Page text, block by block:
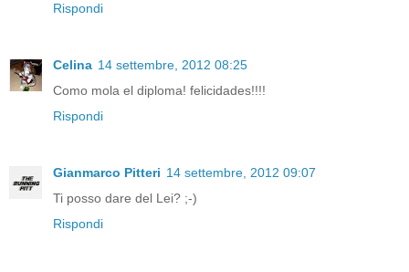
Rispondi
Celina 14 settembre, 2012 08:25
Como mola el diploma! felicidades!!!!
Rispondi
Gianmarco Pitteri 14 settembre, 2012 09:07
Ti posso dare del Lei? ;-)
Rispondi